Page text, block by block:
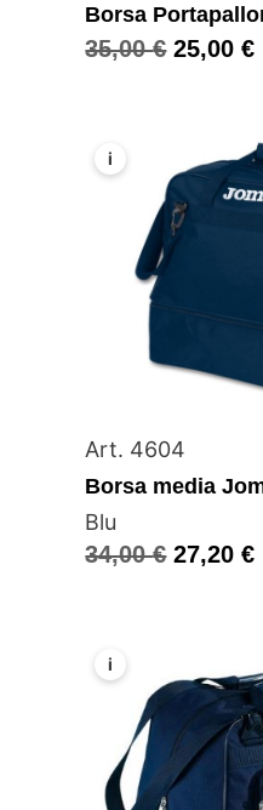
Borsa
35,00€ 25,00€
i
Art. 4604
Borsa media
Blu
34,00€ 27,20€
i